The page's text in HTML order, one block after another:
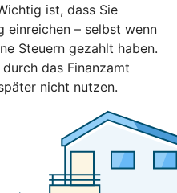
ist, dass Sie
einreichen – selbst wenn
Steuern gezahlt haben.
das Finanzamt
nicht nutzen.